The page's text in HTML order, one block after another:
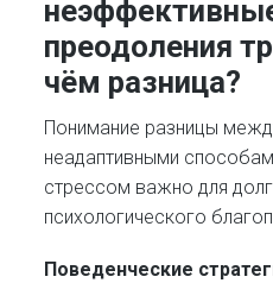
преодоления
чём разница?
Понимание разницы
неадаптивными
стрессом важно для
психологического
Поведенческие